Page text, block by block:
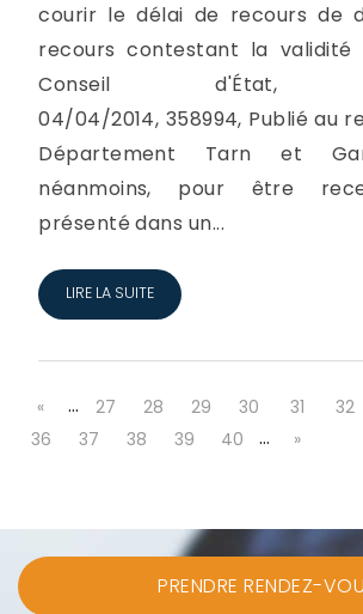
courir le délai de recours de
recours contestant la
Conseil d'État,
04/04/2014, 358994, Publié au
Département Tarn et
néanmoins, pour être
présenté dans un...
LIRE LA SUITE
« … 27 28 29 30 31 32
36
37 38 39 40 … »
PRENDRE RENDEZ-